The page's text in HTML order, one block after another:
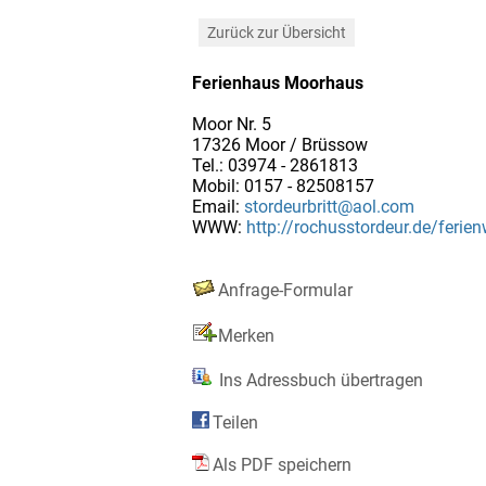
Zurück zur Übersicht
Ferienhaus Moorhaus
Moor Nr. 5
17326 Moor / Brüssow
Tel.: 03974 - 2861813
Mobil: 0157 - 82508157
Email: stordeurbritt@aol.com
WWW: http://rochusstordeur.de/
Anfrage-Formular
Merken
Ins Adressbuch übertragen
Teilen
Als PDF speichern